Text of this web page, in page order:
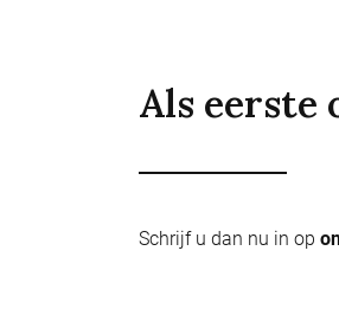
Als eerste
Schrijf u dan nu in op